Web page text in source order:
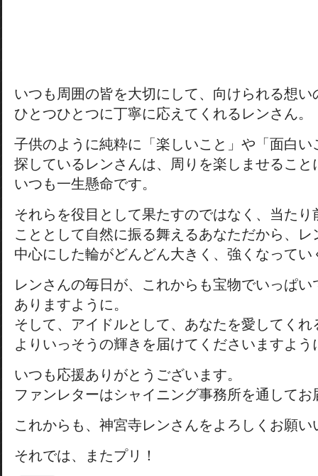
いつも周囲の皆を大切にして、向けられる想い
ひとつひとつに丁寧に応えてくれるレンさん。
子供のように純粋に「楽しいこと」や「面白い
探しているレンさんは、周りを楽しませること
いつも一生懸命です。
それらを役目として果たすのではなく、当たり
こととして自然に振る舞えるあなただから、レ
中心にした輪がどんどん大きく、強くなってい
レンさんの毎日が、これからも宝物でいっぱい
ありますように。
そして、アイドルとして、あなたを愛してくれ
よりいっそうの輝きを届けてくださいますよう
いつも応援ありがとうございます。
ファンレターはシャイニング事務所を通して
これからも、神宮寺レンさんをよろしくお願い
それでは、またプリ！